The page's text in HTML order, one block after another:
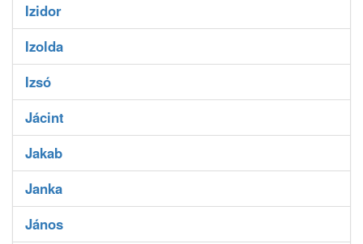
Izidor
Izolda
Izsó
Jácint
Jakab
Janka
János